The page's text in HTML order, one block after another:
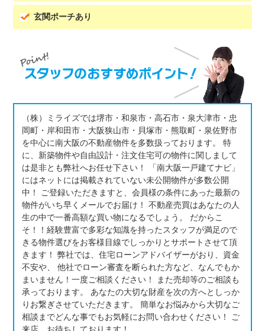
玄関ポーチあり
（株）ミライズでは堺市・和泉市・高石市・泉大津市・忠
岡町・岸和田市・大阪狭山市・貝塚市・熊取町・泉佐野市
を中心に南大阪の不動産物件を多数扱っております。 特
に、新築物件や自由設計・注文住宅可の物件に関しまして
は是非とも弊社へお任せ下さい！ 「南大阪一戸建てナビ」
にはネットには掲載されていない未公開物件が多数公開
中！ ご登録いただきますと、会員様の条件にあった最新の
物件がいち早くメールでお届け！ 不動産売買はあなたの人
生の中で一番高額な買い物になるでしょう。 だからこ
そ！！経験豊富で多彩な知識を持ったスタッフが満足ので
きる物件選びをお客様目線でしっかりとサポートさせて頂
きます！ 弊社では、住宅ローンアドバイザーがおり、資金
不安や、 他社でローン審査を断られた方など、なんでもか
まいません！一度ご相談ください！ また売却等のご相談も
承っております。 あなたの大切な財産を次の方へとしっか
りお繋ぎさせていただきます。 簡単なお悩みから大切なご
相談までどんな事でもお気軽にお問い合わせください！ ご